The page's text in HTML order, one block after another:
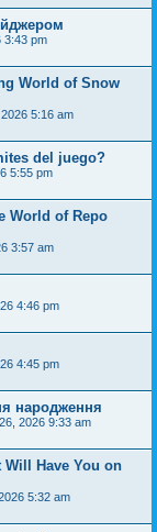
3:43 pm
World of Snow
5:16 am
del juego?
5:55 pm
World of Repo
3:57 am
4:46 pm
4:45 pm
народження
2026 9:33 am
Have You on
5:32 am